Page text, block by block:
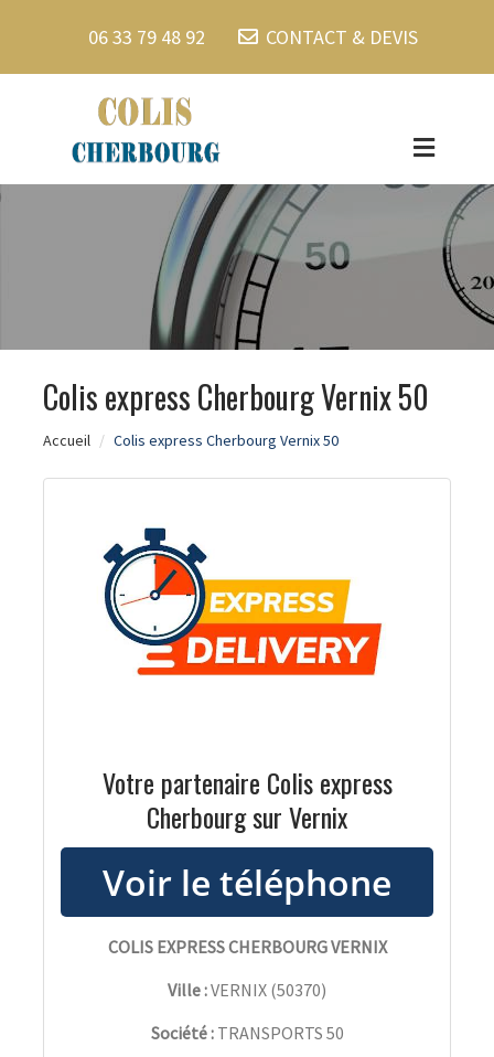
06 33 79 48 92 CONTACT & DEVIS
Colis express Cherbourg Vernix 50
Accueil Colis express Cherbourg Vernix 50
Votre partenaire Colis express
Cherbourg sur Vernix
COLIS EXPRESS CHERBOURG VERNIX
Ville :VERNIX (50370)
Société : TRANSPORTS 50